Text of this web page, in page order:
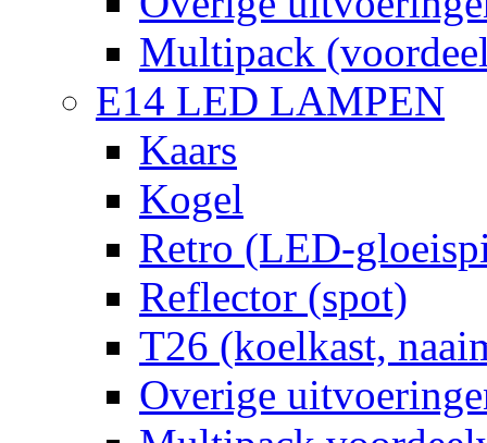
Multipack
E14 LED LAMPEN
Kaars
Kogel
Retro (LED-
Reflector (spot)
T26 (koelkast,
Overige